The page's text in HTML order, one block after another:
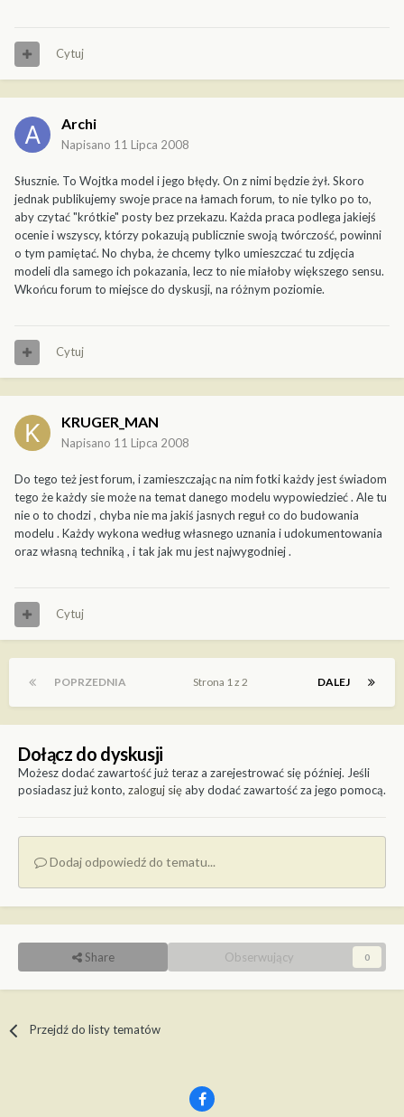
Cytuj
Archi
Napisano 11 Lipca 2008
Słusznie. To Wojtka model i jego błędy. On z nimi będzie żył. Skoro
jednak publikujemy swoje prace na łamach forum, to nie tylko po to,
aby czytać "krótkie" posty bez przekazu. Każda praca podlega jakiejś
ocenie i wszyscy, którzy pokazują publicznie swoją twórczość, powinni
o tym pamiętać. No chyba, że chcemy tylko umieszczać tu zdjęcia
modeli dla samego ich pokazania, lecz to nie miałoby większego sensu.
Wkońcu forum to miejsce do dyskusji, na różnym poziomie.
Cytuj
KRUGER_MAN
Napisano 11 Lipca 2008
Do tego też jest forum, i zamieszczając na nim fotki każdy jest świadom
tego że każdy sie może na temat danego modelu wypowiedzieć . Ale tu
nie o to chodzi , chyba nie ma jakiś jasnych reguł co do budowania
modelu . Każdy wykona według własnego uznania i udokumentowania
oraz własną techniką , i tak jak mu jest najwygodniej .
Cytuj
POPRZEDNIA DALEJ
Strona 1 z 2
Dołącz do dyskusji
Możesz dodać zawartość już teraz a zarejestrować się później. Jeśli
posiadasz już konto, zaloguj sięaby dodać zawartość za jego pomocą.
Dodaj odpowiedź do tematu...
Share Obserwujący 0
Przejdź do listy tematów